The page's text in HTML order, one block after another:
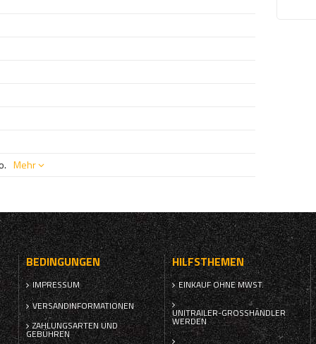
Mehr
BEDINGUNGEN
IMPRESSUM
VERSANDINFORMATIONEN
ZAHLUNGSARTEN UND
GEBÜHREN
HILFSTHEMEN
EINKAUF OHNE MWST.
UNITRAILER-GROSSHÄNDLER W
ERDEN